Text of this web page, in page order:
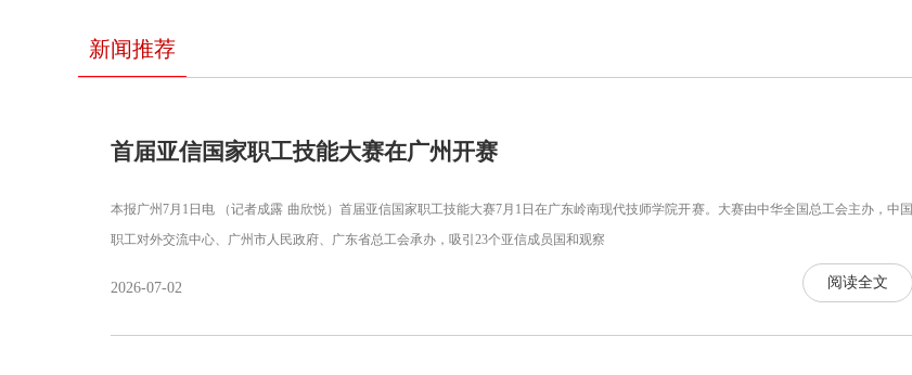
新闻推荐
首届亚信国家职工技能大赛在广州开赛
本报广州7月1日电 （记者成露 曲欣悦）首届亚信国家职工技能大赛7月1日在广东岭南现代技师学院开赛。大赛由中华全国总工会主办，中国
职工对外交流中心、广州市人民政府、广东省总工会承办，吸引23个亚信成员国和观察
2026-07-02 阅读全文